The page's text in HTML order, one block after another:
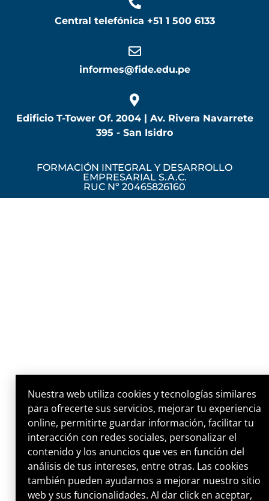
Central telefónica +51 1 500 6133
informes@fide.edu.pe
Edificio T-Tower Of. 2004 | Av. Rivera Navarrete
395 - San Isidro
FORMACIÓN INTEGRAL Y DESARROLLO
EMPRESARIAL S.A.C.
RUC Nº 20465826160
Nuestra web utiliza cookies y tecnologías similares
para ofrecerte sus servicios, mejorar tu experiencia
online, permitirte guardar información, facilitar tu
interacción con redes sociales, personalizar el
contenido y los anuncios que ves en función del
análisis de tus intereses, entre otras. Las cookies
también pueden ayudarnos a mejorar nuestro sitio
web y sus funcionalidades. Al dar click en aceptar,